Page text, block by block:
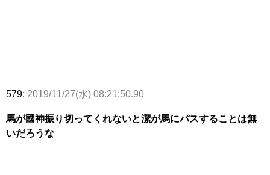
579: 2019/11/27(水) 08:21:50.90
馬が國神振り切ってくれないと潔が馬にパスすることは無
いだろうな